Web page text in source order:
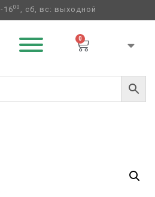
-1600 , сб, вс: выходной
0